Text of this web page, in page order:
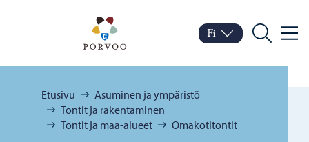
Porvoo – Siirry
Vaihda kieltä
Nykyinen kieli: Suomi
Fi
Hae
Selaa:
Etusivu
Asuminen ja ympäristö
Tontit ja rakentaminen
Tontit ja maa-alueet
Omakotitontit